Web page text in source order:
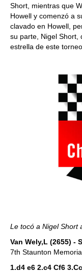
Short, mientras que
Howell y comenzó a
clavado en Howell,
su parte, Nigel Short,
estrella de este
Le tocó a Nigel Short
Van Wely,L (2655) -
7th Staunton
1.d4 e6 2.c4 Cf6